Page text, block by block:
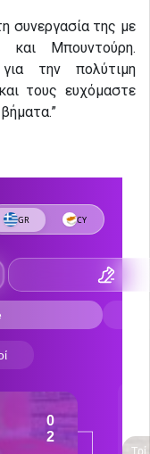
συνεργασία της με
και Μπουντούρη.
την πολύτιμη
τους ευχόμαστε